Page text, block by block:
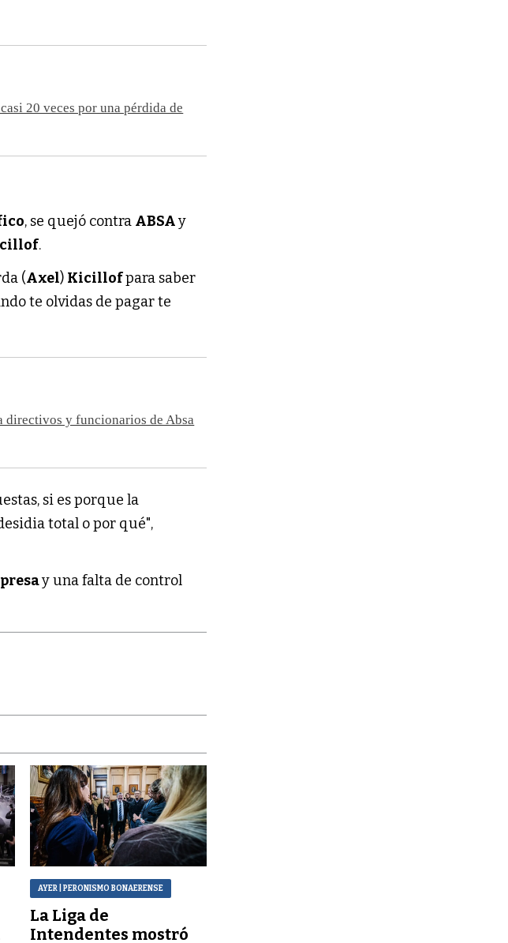
20 veces por una pérdida de
, se quejó contra ABSAy
.
(Axel) Kicillofpara saber
te olvidas de pagar te
directivos y funcionarios de Absa
si es porque la
total o por qué",
y una falta de control
AYER | PERONISMO BONAERENSE
La Liga de
Intendentes mostró